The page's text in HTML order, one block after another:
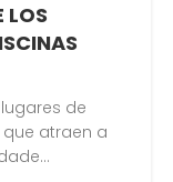
LOS
de
atraen a